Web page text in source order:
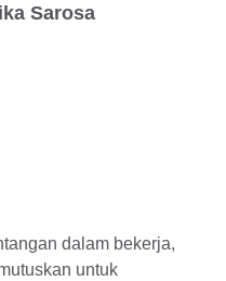
Sarosa
dalam bekerja,
untuk